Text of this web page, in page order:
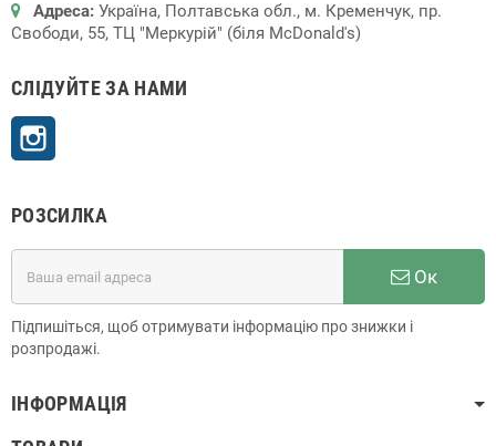
Адреса: Україна, Полтавська обл., м. Кременчук, пр.
Свободи, 55, ТЦ "Меркурій" (біля McDonald's)
СЛІДУЙТЕ ЗА НАМИ
РОЗСИЛКА
Ок
Підпишіться, щоб отримувати інформацію про знижки і
розпродажі.
ІНФОРМАЦІЯ